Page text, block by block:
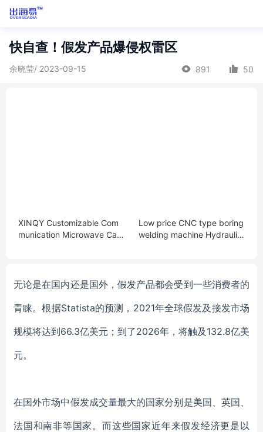
快自查！假发产品爆侵权雷区
余晓莹/ 2023-09-15 891 50
XINQY Customizable Com
munication Microwave Cabl
Low price CNC type boring
welding machine Hydraulic
无论是在国内还是国外，假发产品都会受到一些消费者的
青睐。根据Statista的预测，2021年全球假发及接发市场
规模将达到66.3亿美元；到了2026年，将触及132.8亿美
元。
在国外市场中假发成交量最大的国家分别是美国、英国、
法国和南非等国家。而这些国家近年来假发经济更是以